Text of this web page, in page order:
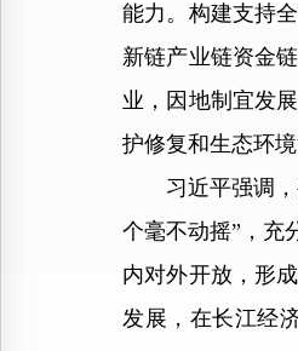
能力。构建支持
新链产业链资金
业，因地制宜发
护修复和生态环
习近平强调，
个毫不动摇”，充
内对外开放，形
发展，在长江经